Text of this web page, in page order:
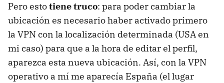
Pero estotiene truco: para poder cambiar la
ubicación es necesario haber activado primero
la VPN con la localización determinada (USA en
mi caso) para que a la hora de editar el perfil,
aparezca esta nueva ubicación. Así, con la VPN
operativo a mí me aparecía España (el lugar